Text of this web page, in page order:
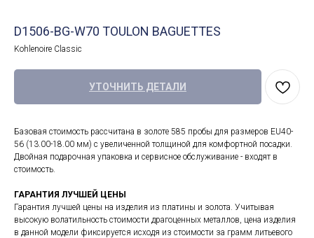
D1506-BG-W70 TOULON BAGUETTES
Kohlenoire Classic
УТОЧНИТЬ ДЕТАЛИ
Базовая стоимость рассчитана в золоте 585 пробы для размеров EU40-
56 (13.00-18.00 мм) с увеличенной толщиной для комфортной посадки.
Двойная подарочная упаковка и сервисное обслуживание - входят в
стоимость.
ГАРАНТИЯ ЛУЧШЕЙ ЦЕНЫ
Гарантия лучшей цены на изделия из платины и золота. Учитывая
высокую волатильность стоимости драгоценных металлов, цена изделия
в данной модели фиксируется исходя из стоимости за грамм литьевого